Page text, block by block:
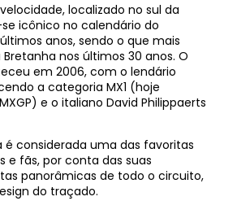
localizado no sul da
icônico no calendário do
anos, sendo o que mais
Bretanha nos últimos 30 anos. O
em 2006, com o lendário
a categoria MX1 (hoje
e o italiano David Philippaerts
é considerada uma das favoritas
e fãs, por conta das suas
panorâmicas de todo o circuito,
do traçado.